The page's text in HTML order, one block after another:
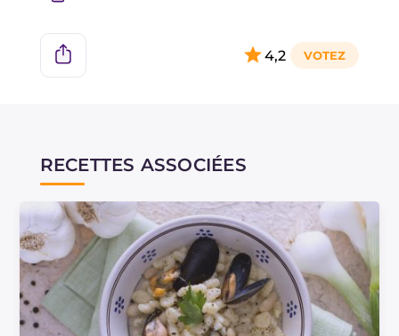
4,2
RECETTES ASSOCIÉES